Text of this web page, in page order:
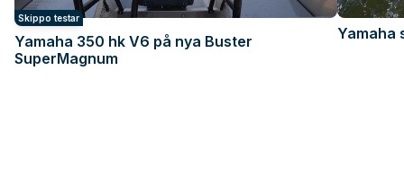
Skippo testar
Yamaha 350 hk V6 på nya Buster
SuperMagnum
Yamaha